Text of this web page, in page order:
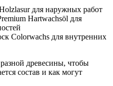
для наружных работ
Hartwachsöl для
Colorwachs для внутренних
древесины, чтобы
состав и как могут